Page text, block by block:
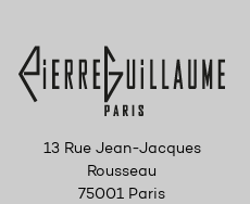
13 Rue Jean-Jacques
Rousseau
75001 Paris